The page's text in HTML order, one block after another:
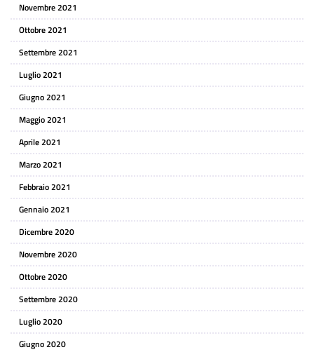
Novembre 2021
Ottobre 2021
Settembre 2021
Luglio 2021
Giugno 2021
Maggio 2021
Aprile 2021
Marzo 2021
Febbraio 2021
Gennaio 2021
Dicembre 2020
Novembre 2020
Ottobre 2020
Settembre 2020
Luglio 2020
Giugno 2020